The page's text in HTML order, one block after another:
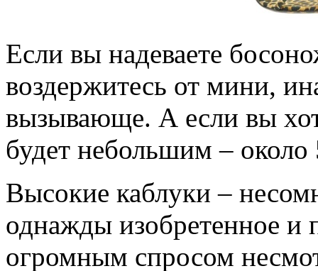
Если вы надеваете
воздержитесь от мини,
вызывающе. А если вы
будет небольшим – около
Высокие каблуки –
однажды изобретенное и
огромным спросом